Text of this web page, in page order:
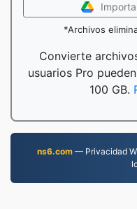
*Archivos
Convierte
usuarios Pro
100 GB.
ns6.com— Privacidad